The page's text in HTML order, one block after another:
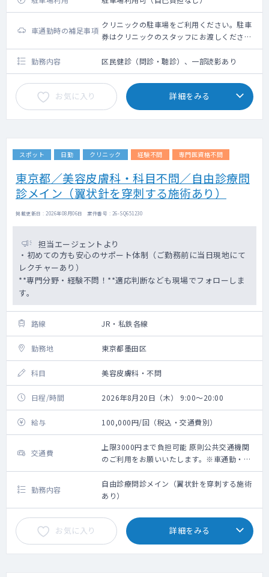
車通勤時の補足事項
クリニックの駐車場をご利用ください。駐車
券はクリニックのスタッフにお渡しくださ
い。
勤務内容
区民健診（問診・聴診）、一部読影あり
お気に入り 詳細をみる
スポット 日勤 クリニック 経験不問 専門医資格不問
東京都／美容皮膚科・科目不問／自由診療問
診メイン（翼状針を穿刺する施術あり）
掲載更新日 : 2026年08月06日 案件番号 : 26-SQ651230
担当エージェントより
・初めての方も安心のサポート体制（ご勤務前に当日現地にて
レクチャーあり）
**専門分野・経験不問！**適応判断なども現場でフォローしま
す。
路線 JR・私鉄各線
勤務地 東京都墨田区
科目 美容皮膚科・不問
日程/時間 2026年8月20日（木） 9:00～20:00
給与 100,000円/回（税込・交通費別）
交通費
上限3000円まで負担可能 原則公共交通機関
のご利用をお願いいたします。※車通勤・タ
クシー利用要相談
勤務内容
自由診療問診メイン（翼状針を穿刺する施術
あり）
お気に入り 詳細をみる